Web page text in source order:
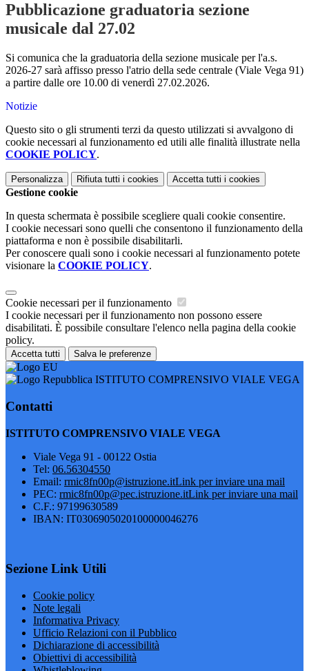
Pubblicazione graduatoria sezione
musicale dal 27.02
Si comunica che la graduatoria della sezione musicale per l'a.s.
2026-27 sarà affisso presso l'atrio della sede centrale (Viale Vega 91)
a partire dalle ore 10.00 di venerdì 27.02.2026.
Notizie
Questo sito o gli strumenti terzi da questo utilizzati si avvalgono di
cookie necessari al funzionamento ed utili alle finalità illustrate nella
COOKIE POLICY.
Personalizza Rifiuta tutti i cookies Accetta tutti i cookies
Gestione cookie
In questa schermata è possibile scegliere quali cookie consentire.
I cookie necessari sono quelli che consentono il funzionamento della
piattaforma e non è possibile disabilitarli.
Per conoscere quali sono i cookie necessari al funzionamento potete
visionare la COOKIE POLICY.
Cookie necessari per il funzionamento
I cookie necessari per il funzionamento non possono essere
disabilitati. È possibile consultare l'elenco nella pagina della cookie
policy.
Accetta tutti Salva le preferenze
ISTITUTO COMPRENSIVO VIALE VEGA
Contatti
ISTITUTO COMPRENSIVO VIALE VEGA
Viale Vega 91 - 00122 Ostia
Tel: 06.56304550
Email: rmic8fn00p@istruzione.itLink per inviare una mail
PEC: rmic8fn00p@pec.istruzione.itLink per inviare una mail
C.F.: 97199630589
IBAN: IT0306905020100000046276
Sezione Link Utili
Cookie policy
Note legali
Informativa Privacy
Ufficio Relazioni con il Pubblico
Dichiarazione di accessibilità
Obiettivi di accessibilità